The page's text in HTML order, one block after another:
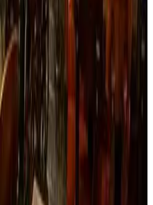
estés en Juntas por el
Casa Vieja Restaurant,
medio del bello paisaje
y acogedor, la calidez
y el acompañamiento de
sentir realmente en casa;
con este bello paisaje… no
de alojamiento.